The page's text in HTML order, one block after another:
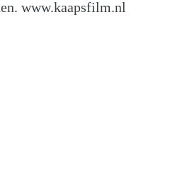
www.kaapsfilm.nl